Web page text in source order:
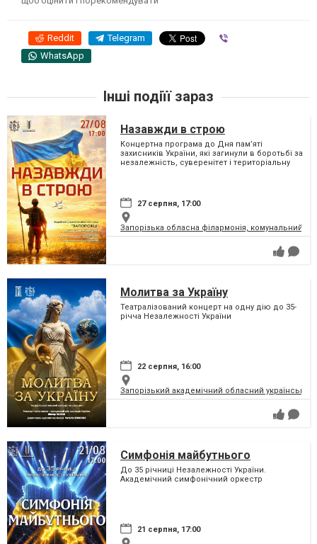
Reddit Telegram
WhatsApp
Інші подіїї зараз
Назавжди в строю
Концертна програма до Дня пам’яті
захисників України, які загинули в боротьбі за
незалежність, суверенітет і територіальну
27 серпня, 17:00
Запорізька обласна філармонія, комунальний
Молитва за Україну
Театралізований концерт на одну дію до 35-
річча Незалежності України
22 серпня, 16:00
Запорізький академічний обласний
Симфонія майбутнього
До 35 річниці Незалежності України.
Академічний симфонічний оркестр
21 серпня, 17:00